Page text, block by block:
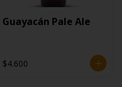
Guayacán Pale Ale
$4.600